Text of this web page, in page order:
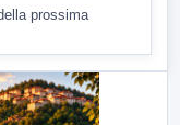
prossima